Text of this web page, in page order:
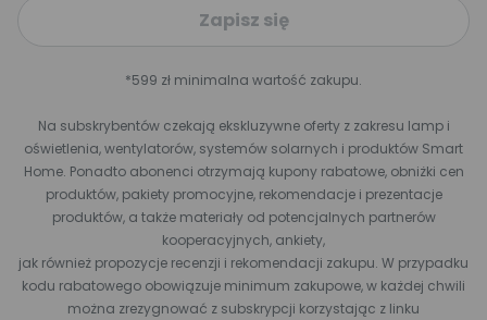
Zapisz się
*599 zł minimalna wartość zakupu.
Na subskrybentów czekają ekskluzywne oferty z zakresu lamp i
oświetlenia, wentylatorów, systemów solarnych i produktów Smart
Home. Ponadto abonenci otrzymają kupony rabatowe, obniżki cen
produktów, pakiety promocyjne, rekomendacje i prezentacje
produktów, a także materiały od potencjalnych partnerów
kooperacyjnych, ankiety,
jak również propozycje recenzji i rekomendacji zakupu. W przypadku
kodu rabatowego obowiązuje minimum zakupowe, w każdej chwili
można zrezygnować z subskrypcji korzystając z linku